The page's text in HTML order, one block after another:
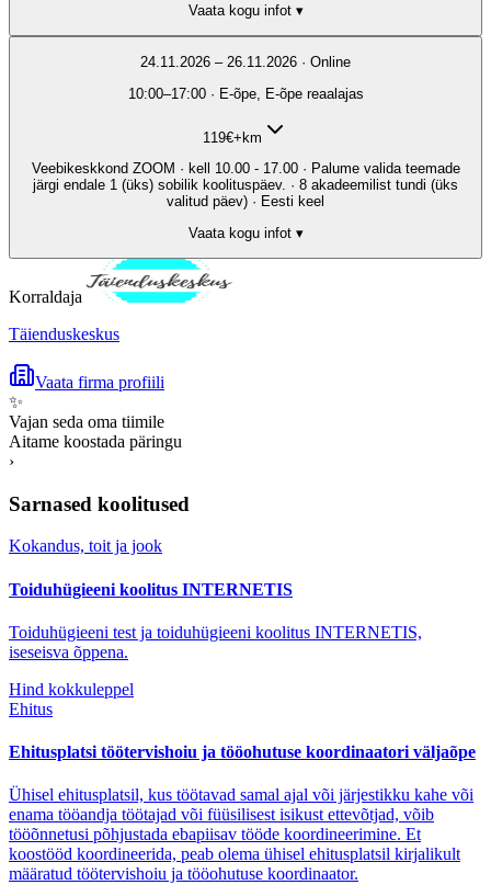
Vaata kogu infot ▾
24.11.2026 – 26.11.2026 · Online
10:00–17:00 · E-õpe, E-õpe reaalajas
119€+km
Veebikeskkond ZOOM · kell 10.00 - 17.00 · Palume valida teemade
järgi endale 1 (üks) sobilik koolituspäev. · 8 akadeemilist tundi (üks
valitud päev) · Eesti keel
Vaata kogu infot ▾
Korraldaja
Täienduskeskus
Vaata firma profiili
✨
Vajan seda oma tiimile
Aitame koostada päringu
›
Sarnased koolitused
Kokandus, toit ja jook
Toiduhügieeni koolitus INTERNETIS
Toiduhügieeni test ja toiduhügieeni koolitus INTERNETIS,
iseseisva õppena.
Hind kokkuleppel
Ehitus
Ehitusplatsi töötervishoiu ja tööohutuse koordinaatori väljaõpe
Ühisel ehitusplatsil, kus töötavad samal ajal või järjestikku kahe või
enama tööandja töötajad või füüsilisest isikust ettevõtjad, võib
tööõnnetusi põhjustada ebapiisav tööde koordineerimine. Et
koostööd koordineerida, peab olema ühisel ehitusplatsil kirjalikult
määratud töötervishoiu ja tööohutuse koordinaator.